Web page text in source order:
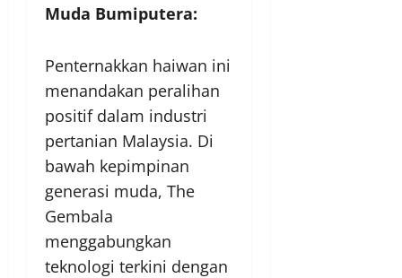
Muda Bumiputera:
Penternakkan haiwan ini
menandakan peralihan
positif dalam industri
pertanian Malaysia. Di
bawah kepimpinan
generasi muda, The
Gembala
menggabungkan
teknologi terkini dengan